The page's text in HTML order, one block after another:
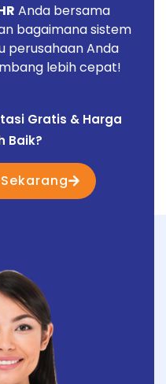
Anda bersama
bagaimana sistem
perusahaan Anda
lebih cepat!
Gratis & Harga
Baik?